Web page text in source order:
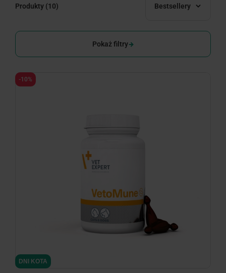
Produkty (10) Bestsellery
Pokaż filtry
DNI KOTA
-10%